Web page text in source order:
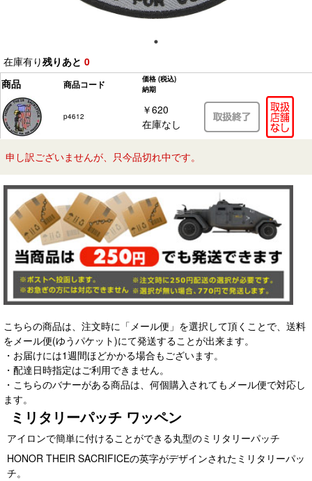
在庫有り残りあと 0
商品
商品コード 価格 (税込)
納期
p4612
￥620
在庫なし
申し訳ございませんが、只今品切れ中です。
こちらの商品は、注文時に「メール便」を選択して頂くことで、送料
をメール便(ゆうパケット)にて発送することが出来ます。
・お届けには1週間ほどかかる場合もございます。
・配達日時指定はご利用できません。
・こちらのバナーがある商品は、何個購入されてもメール便で対応し
ます。
ミリタリーパッチ ワッペン
アイロンで簡単に付けることができる丸型のミリタリーパッチ
HONOR THEIR SACRIFICEの英字がデザインされたミリタリーパッ
チ。